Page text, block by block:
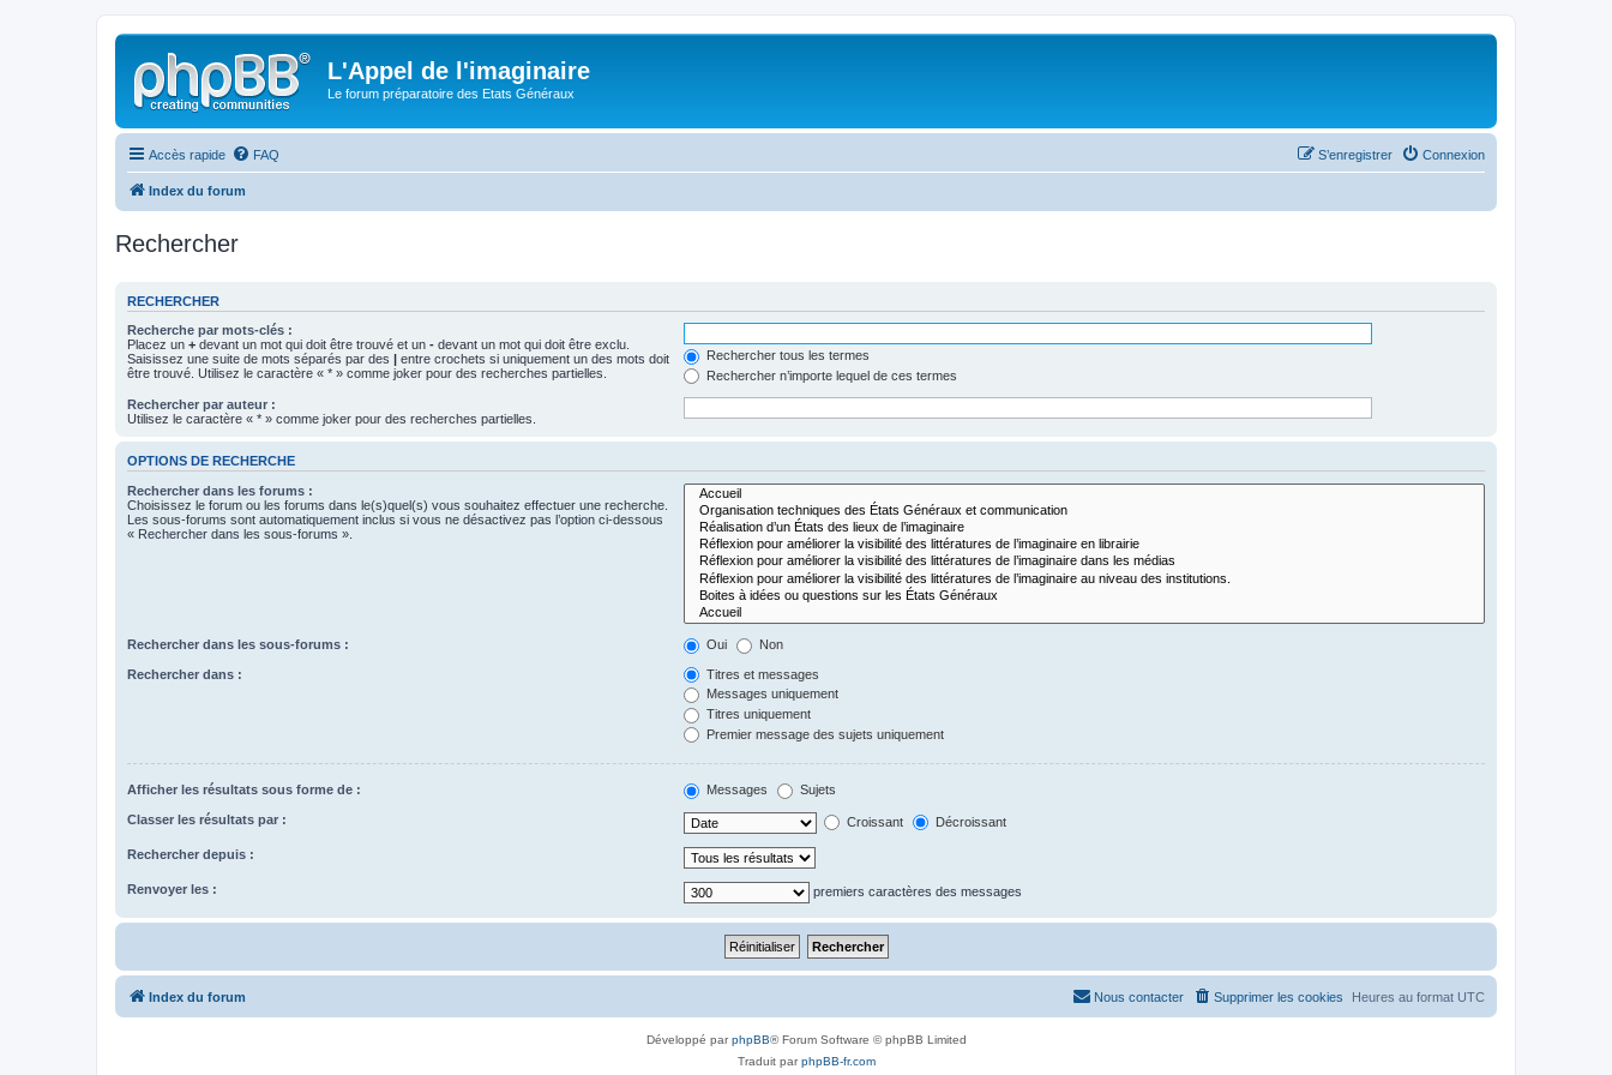
L'Appel de l'imaginaire
Le forum préparatoire des Etats Généraux
Accès rapide FAQ Connexion
S’enregistrer
Index du forum
Rechercher
RECHERCHER
Recherche par mots-clés :
Placez un + devant un mot qui doit être trouvé et un - devant un mot qui doit être exclu.
Saisissez une suite de mots séparés par des | entre crochets si uniquement un des mots doit
être trouvé. Utilisez le caractère « * » comme joker pour des recherches partielles.
Rechercher tous les termes
Rechercher n’importe lequel de ces termes
Rechercher par auteur :
Utilisez le caractère « * » comme joker pour des recherches partielles.
OPTIONS DE RECHERCHE
Rechercher dans les forums :
Choisissez le forum ou les forums dans le(s)quel(s) vous souhaitez effectuer une recherche.
Les sous-forums sont automatiquement inclus si vous ne désactivez pas l’option ci-dessous
« Rechercher dans les sous-forums ».
Rechercher dans les sous-forums : Oui Non
Rechercher dans :
Titres et messages
Messages uniquement
Titres uniquement
Premier message des sujets uniquement
Afficher les résultats sous forme de : Messages Sujets
Classer les résultats par : Croissant Décroissant
Rechercher depuis :
Renvoyer les : premiers caractères des messages
Index du forum Heures au format UTC
Supprimer les cookies
Nous contacter
Développé parphpBB® Forum Software © phpBB Limited
Traduit parphpBB-fr.com